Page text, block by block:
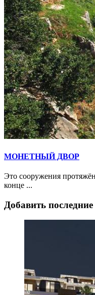
МОНЕТНЫЙ ДВОР
Это сооружения
конце ...
Добавить последние